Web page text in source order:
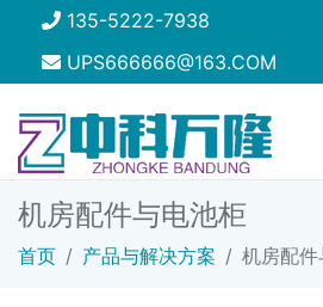
135-5222-7938
UPS666666@163.COM
机房配件与电池柜
首页 产品与解决方案 机房配